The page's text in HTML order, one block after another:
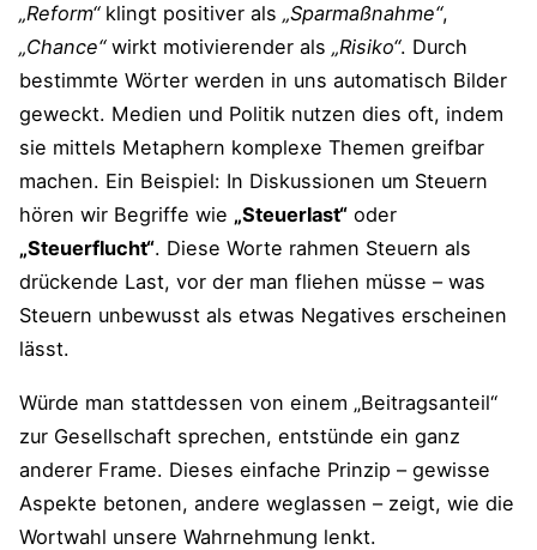
„Reform“klingt positiver als „Sparmaßnahme“,
„Chance“wirkt motivierender als „Risiko“. Durch
bestimmte Wörter werden in uns automatisch Bilder
geweckt. Medien und Politik nutzen dies oft, indem
sie mittels Metaphern komplexe Themen greifbar
machen. Ein Beispiel: In Diskussionen um Steuern
hören wir Begriffe wie „Steuerlast“ oder
„Steuerflucht“. Diese Worte rahmen Steuern als
drückende Last, vor der man fliehen müsse – was
Steuern unbewusst als etwas Negatives erscheinen
lässt​.
Würde man stattdessen von einem „Beitragsanteil“
zur Gesellschaft sprechen, entstünde ein ganz
anderer Frame. Dieses einfache Prinzip – gewisse
Aspekte betonen, andere weglassen – zeigt, wie die
Wortwahl unsere Wahrnehmung lenkt.